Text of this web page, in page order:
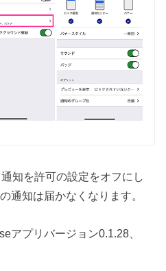
知を許可の設定をオフにし
通知は届かなくなります。
アプリバージョン0.1.28、